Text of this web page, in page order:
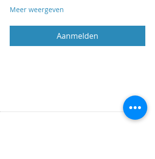
Meer weergeven
Aanmelden